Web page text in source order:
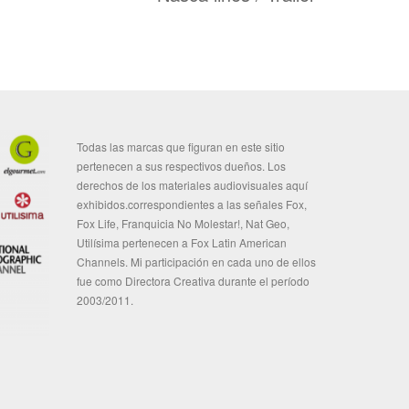
Todas las marcas que figuran en este sitio
pertenecen a sus respectivos dueños. Los
derechos de los materiales audiovisuales aquí
exhibidos.correspondientes a las señales Fox,
Fox Life, Franquicia No Molestar!, Nat Geo,
Utilísima pertenecen a Fox Latin American
Channels. Mi participación en cada uno de ellos
fue como Directora Creativa durante el período
2003/2011.